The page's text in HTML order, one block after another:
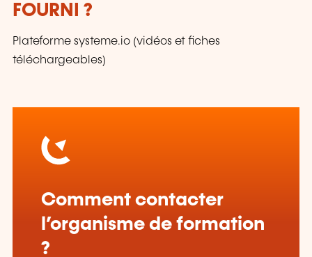
FOURNI ?
Plateforme systeme.io (vidéos et fiches
téléchargeables)
Comment contacter
l’organisme de formation
?